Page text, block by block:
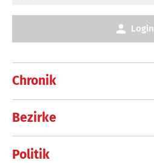
Chronik
Bezirke
Politik
Login